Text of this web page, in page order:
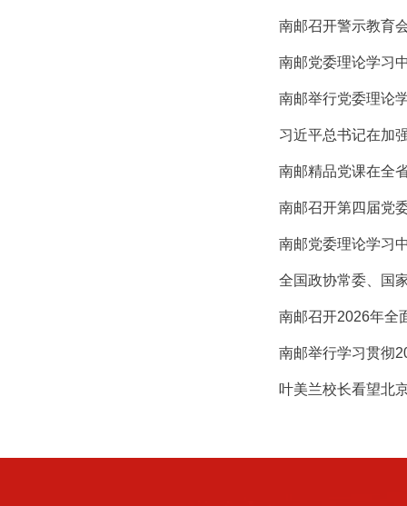
南邮召开警示教育
南邮党委理论学习
南邮举行党委理论
习近平总书记在加
南邮精品党课在全
南邮召开第四届党
南邮党委理论学习
全国政协常委、国
南邮召开2026年全
南邮举行学习贯彻
叶美兰校长看望北